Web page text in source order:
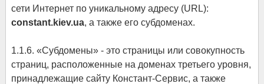
сети Интернет по уникальному адресу (URL):
constant.kiev.ua, а также его субдоменах.
1.1.6. «Субдомены» - это страницы или совокупность
страниц, расположенные на доменах третьего уровня,
принадлежащие сайту Констант-Сервис, а также